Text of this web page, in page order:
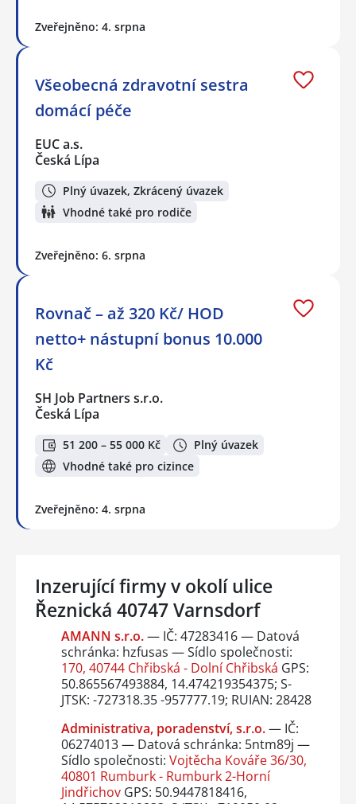
Zveřejněno: 4. srpna
Všeobecná zdravotní sestra
domácí péče
EUC a.s.
Česká Lípa
Plný úvazek, Zkrácený úvazek
Vhodné také pro rodiče
Zveřejněno: 6. srpna
Rovnač – až 320 Kč/ HOD
netto+ nástupní bonus 10.000
Kč
SH Job Partners s.r.o.
Česká Lípa
51 200 – 55 000 Kč
Plný úvazek
Vhodné také pro cizince
Zveřejněno: 4. srpna
Inzerující firmy v okolí ulice
Řeznická 40747 Varnsdorf
AMANN s.r.o.— IČ: 47283416 — Datová
schránka: hzfusas — Sídlo společnosti:
170, 40744 Chřibská - Dolní Chřibská GPS:
50.865567493884, 14.474219354375; S-
JTSK: -727318.35 -957777.19; RUIAN: 28428
Administrativa, poradenství, s.r.o.— IČ:
06274013 — Datová schránka: 5ntm89j —
Sídlo společnosti: Vojtěcha Kováře 36/30,
40801 Rumburk - Rumburk 2-Horní
JindřichovGPS: 50.9447818416,